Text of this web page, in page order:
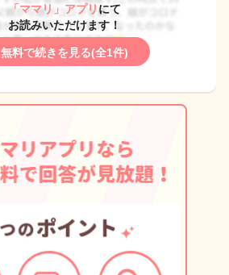
「ママリ」アプリ にて
お読みいただけます！
無料で続きを見る(全1件)